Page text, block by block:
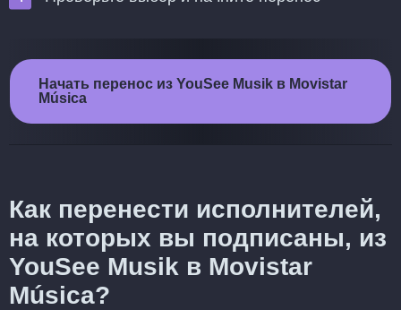
Начать перенос из YouSee Musik в Movistar
Música
Как перенести исполнителей,
на которых вы подписаны, из
YouSee Musik в Movistar
Música?